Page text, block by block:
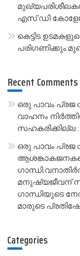
എസ്.ഡി
കെട്ടിട
Recent Comments
ഒരു പാവം പ്രജ
വാഹനം
സഹകരിക്കില്ല :
ഒരു പാവം പ്രജ
മനുഷ്യജീവന്
ഗാന്ധിയുടെ
മാരുടെ
Categories